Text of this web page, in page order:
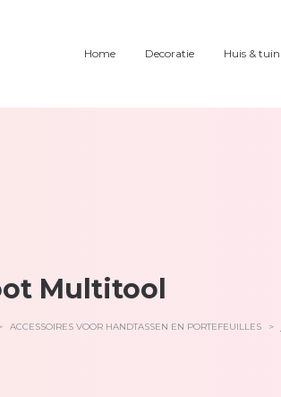
Home Decoratie Huis & tuin
Multitool
ACCESSOIRES VOOR HANDTASSEN EN PORTEFEUILLES >